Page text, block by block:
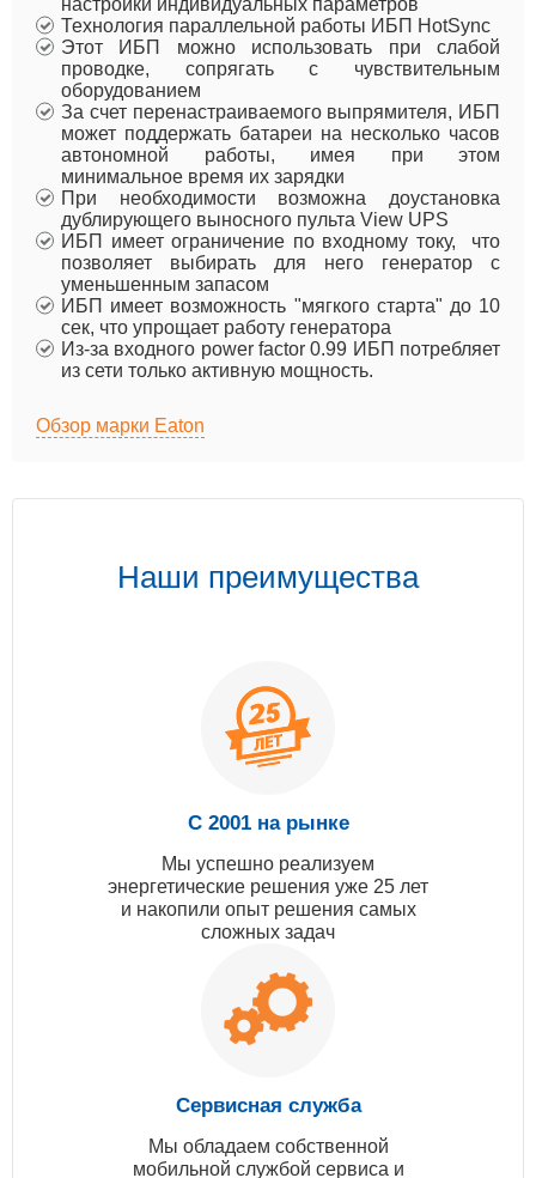
настройки индивидуальных параметров
Технология параллельной работы ИБП HotSync
Этот ИБП можно использовать при слабой
проводке, сопрягать с чувствительным
оборудованием
За счет перенастраиваемого выпрямителя, ИБП
может поддержать батареи на несколько часов
автономной работы, имея при этом
минимальное время их зарядки
При необходимости возможна доустановка
дублирующего выносного пульта View UPS
ИБП имеет ограничение по входному току, что
позволяет выбирать для него генератор с
уменьшенным запасом
ИБП имеет возможность "мягкого старта" до 10
сек, что упрощает работу генератора
Из-за входного power factor 0.99 ИБП потребляет
из сети только активную мощность.
Обзор марки Eaton
Наши преимущества
С 2001 на рынке
Мы успешно реализуем
энергетические решения уже 25 лет
и накопили опыт решения самых
сложных задач
Сервисная служба
Мы обладаем собственной
мобильной службой сервиса и